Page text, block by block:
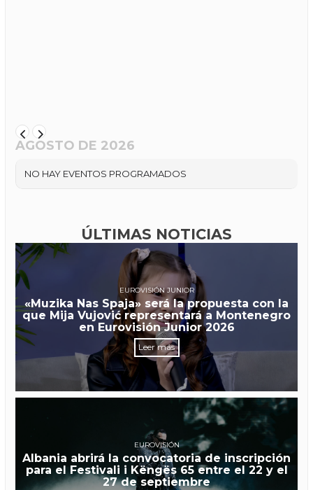
AGOSTO DE 2026
NO HAY EVENTOS PROGRAMADOS
ÚLTIMAS NOTICIAS
EUROVISIÓN JUNIOR
«Muzika Nas Spaja» será la propuesta con la
que Mija Vujović representará a Montenegro
en Eurovisión Junior 2026
Leer más
EUROVISIÓN
Albania abrirá la convocatoria de inscripción
para el Festivali i Këngës 65 entre el 22 y el
27 de septiembre